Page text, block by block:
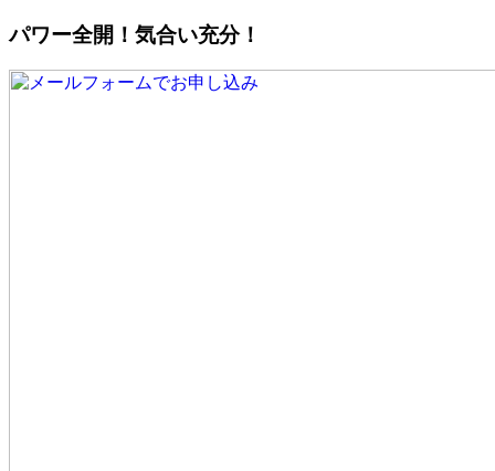
パワー全開！気合い充分！